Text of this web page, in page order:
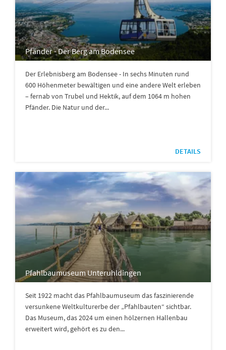
Pfänder - Der Berg am Bodensee
Der Erlebnisberg am Bodensee - In sechs Minuten rund
600 Höhenmeter bewältigen und eine andere Welt erleben
– fernab von Trubel und Hektik, auf dem 1064 m hohen
Pfänder. Die Natur und der...
DETAILS
Pfahlbaumuseum Unteruhldingen
Seit 1922 macht das Pfahlbaumuseum das faszinierende
versunkene Weltkulturerbe der „Pfahlbauten“ sichtbar.
Das Museum, das 2024 um einen hölzernen Hallenbau
erweitert wird, gehört es zu den...